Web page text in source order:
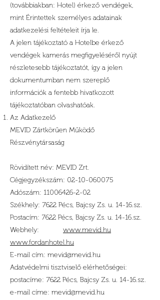
(továbbiakban: Hotel) érkező vendégek,
mint Érintettek személyes adatainak
adatkezelési feltételeit írja le.
A jelen tájékoztató a Hotelbe érkező
vendégek kamerás megfigyeléséről nyújt
részletesebb tájékoztatót, így a jelen
dokumentumban nem szereplő
információk a fentebb hivatkozott
tájékoztatóban olvashatóak.
Az Adatkezelő
MEVID Zártkörűen Működő
Részvénytársaság
Rövidített név: MEVID Zrt.
Cégjegyzékszám: 02-10-060075
Adószám: 11006426-2-02
Székhely: 7622 Pécs, Bajcsy Zs. u. 14-16.sz.
Postacím: 7622 Pécs, Bajcsy Zs. u. 14-16.sz.
Webhely: www.mevid.hu
www.fordanhotel.hu
E-mail cím: mevid@mevid.hu
Adatvédelmi tisztviselő elérhetőségei:
postacíme: 7622 Pécs, Bajcsy Zs. u. 14-16.sz.
e-mail címe: mevid@mevid.hu